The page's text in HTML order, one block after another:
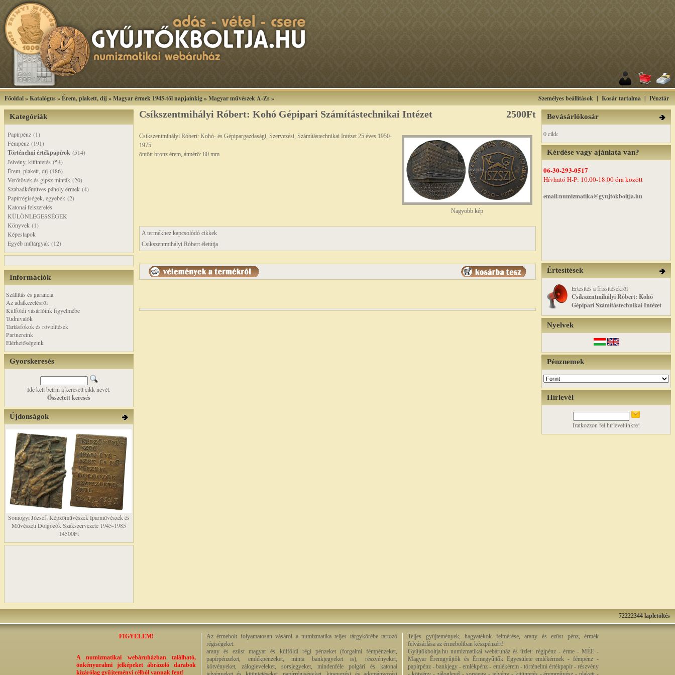
Főoldal»Katalógus»Érem, plakett, díj »Magyar érmek 1945-től napjainkig»Magyar művészek A-Zs» Személyes beállítások | Kosár tartalma | Pénztár
Kategóriák
Papírpénz (1)
Fémpénz (191)
Történelmi értékpapírok (514)
Jelvény, kitüntetés (54)
Érem, plakett, díj (486)
Verőtövek és gipsz minták (20)
Szabadkőműves páholy érmek (4)
Papírrégiségek, egyebek (2)
Katonai felszerelés
KÜLÖNLEGESSÉGEK
Könyvek (1)
Képeslapok
Egyéb műtárgyak (12)
Információk
Szállítás és garancia
Az adatkezelésről
Külföldi vásárlóink figyelmébe
Tudnivalók
Tartásfokok és rövidítések
Partnereink
Elérhetőségeink
Gyorskeresés
Ide kell beírni a keresett cikk nevét.
Összetett keresés
Újdonságok
Somogyi József: Képzőművészek Iparművészek és
Művészeti Dolgozók Szakszervezete 1945-1985
14500Ft
Csíkszentmihályi Róbert: Kohó Gépipari Számítástechnikai Intézet 2500Ft
Nagyobb kép
Csíkszentmihályi Róbert: Kohó- és Gépipargazdasági, Szervezési, Számítástechnikai Intézet 25 éves 1950-
1975
öntött bronz érem, átmérő: 80 mm
A termékhez kapcsolódó cikkek
Csíkszentmihályi Róbert életútja
Bevásárlókosár
0 cikk
Kérdése vagy ajánlata van?
06-30-293-0517
Hívható H-P: 10.00-18.00 óra között
email:numizmatika@gyujtokboltja.hu
Értesítések
Értesítés a frissítésekről
Csíkszentmihályi Róbert: Kohó
Gépipari Számítástechnikai Intézet
Nyelvek
Pénznemek
Hírlevél
Iratkozzon fel hírlevelünkre!
72222344 lapletöltés
FIGYELEM!
A numizmatikai webáruházban található,
önkényuralmi jelképeket ábrázoló darabok
kizárólag gyűjteményi célból vannak fent!
Az érmebolt folyamatosan vásárol a numizmatika teljes tárgykörébe tartozó
régiségeket:
arany és ezüst magyar és külföldi régi pénzeket (forgalmi fémpénzeket,
papírpénzeket, emlékpénzeket, minta bankjegyeket is), részvényeket,
kötvényeket, zálogleveleket, sorsjegyeket, mindenféle polgári és katonai
Teljes gyűjtemények, hagyatékok felmérése, arany és ezüst pénz, érmék
felvásárlása az érmeboltban készpénzért!
Gyűjtőkboltja.hu numizmatikai webáruház és üzlet: régipénz - érme - MÉE -
Magyar Éremgyűjtők és Érmegyűjtők Egyesülete emlékérmek - fémpénz -
papírpénz - bankjegy - emlékpénz - emlékérem - történelmi értékpapír - részvény